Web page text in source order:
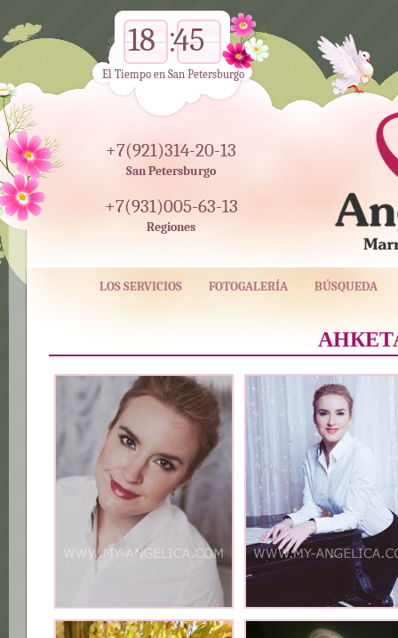
+7(921)314-20-13
San Petersburgo
+7(931)005-63-13
Regiones
18 45
El Tiempo en San Petersburgo
LOS SERVICIOS FOTOGALERÍA BÚSQUEDA